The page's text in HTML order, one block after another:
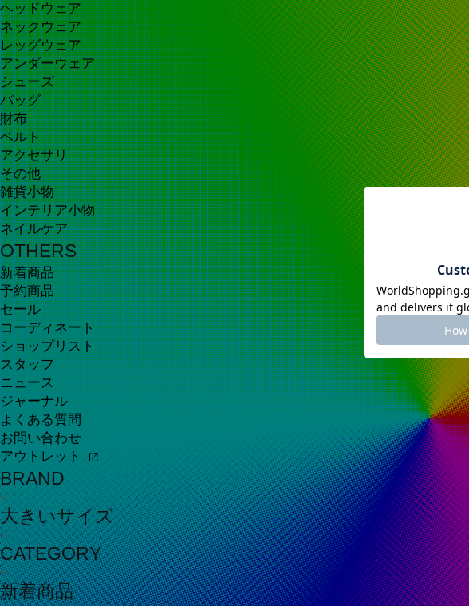
ヘッドウェア
ネックウェア
レッグウェア
アンダーウェア
シューズ
バッグ
財布
ベルト
アクセサリ
その他
雑貨小物
インテリア小物
ネイルケア
OTHERS
新着商品
予約商品
セール
コーディネート
ショップリスト
スタッフ
ニュース
ジャーナル
よくある質問
お問い合わせ
アウトレット
BRAND
大きいサイズ
CATEGORY
新着商品